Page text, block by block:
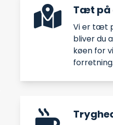
Tæt på
Vi er tæt
bliver du
køen for
forretning.